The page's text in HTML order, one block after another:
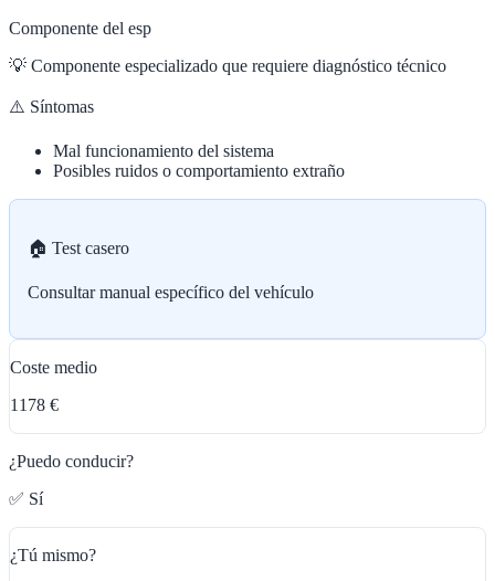
Componente del esp
💡 Componente especializado que requiere diagnóstico técnico
⚠️ Síntomas
Mal funcionamiento del sistema
Posibles ruidos o comportamiento extraño
🏠 Test casero
Consultar manual específico del vehículo
Coste medio
1178 €
¿Puedo conducir?
✅ Sí
¿Tú mismo?